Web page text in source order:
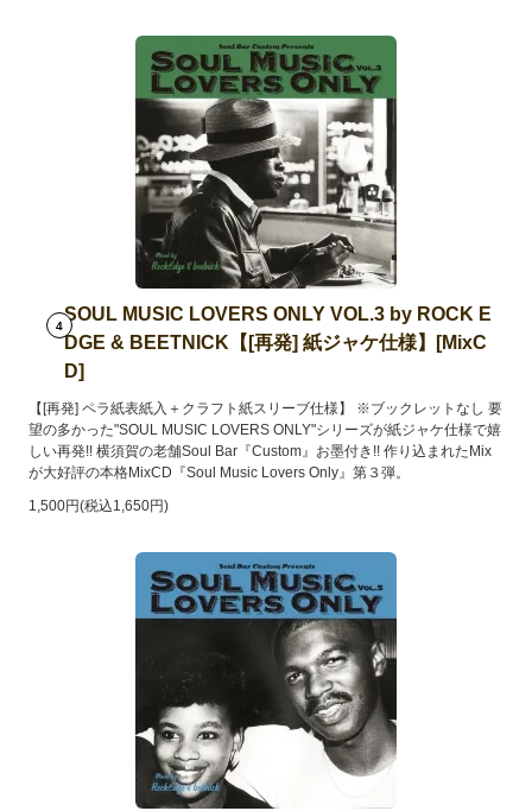
4
SOUL MUSIC LOVERS ONLY VOL.3 by ROCK E
DGE & BEETNICK【[再発] 紙ジャケ仕様】[MixC
D]
【[再発] ペラ紙表紙入＋クラフト紙スリーブ仕様】 ※ブックレットなし 要
望の多かった"SOUL MUSIC LOVERS ONLY"シリーズが紙ジャケ仕様で嬉
しい再発!! 横須賀の老舗Soul Bar『Custom』お墨付き!! 作り込まれたMix
が大好評の本格MixCD『Soul Music Lovers Only』第３弾。
1,500円(税込1,650円)